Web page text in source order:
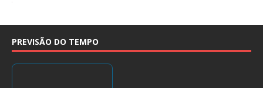
PREVISÃO DO TEMPO